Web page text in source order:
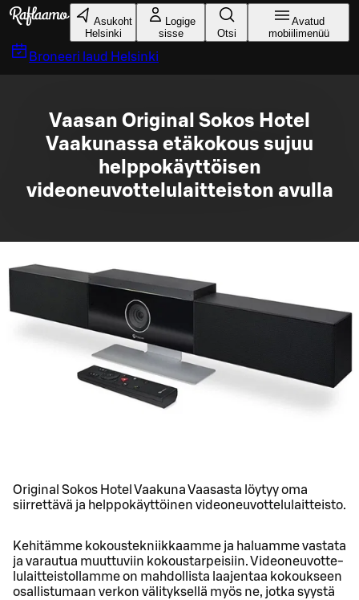
Liigu peamise sisu juurde
Asukoht
Helsinki
Logige
sisse
Otsi
Avatud
mobiilimenüü
Broneeri laud Helsinki
Vaasan Original Sokos Hotel
Vaakunassa etäkokous sujuu
helppokäyttöisen
videoneuvottelulaitteiston avulla
Original Sokos Hotel Vaakuna Vaasasta löytyy oma
siirrettävä ja helppokäyttöinen videoneuvottelulaitteisto.
Ke­hi­täm­me ko­kous­tek­niik­kaam­me ja ha­luam­me vas­ta­ta
ja va­rau­tua muut­tu­viin ko­kous­tar­pei­siin. Vi­deo­neu­vot­te­
lu­lait­teis­to­llam­me on mah­dol­lis­ta laa­jen­taa ko­kouk­seen
osal­lis­tu­maan ver­kon vä­li­tyk­sel­lä myös ne, jotka syys­tä